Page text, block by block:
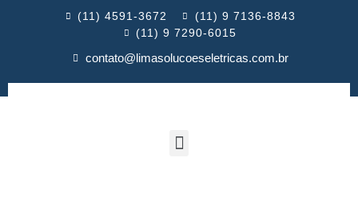
(11) 4591-3672
(11) 9 7136-8843
(11) 9 7290-6015
contato@limasolucoeseletricas.com.br